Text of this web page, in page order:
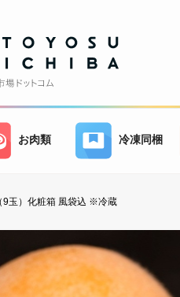
お肉類 冷凍同梱
9玉）化粧箱 風袋込 ※冷蔵